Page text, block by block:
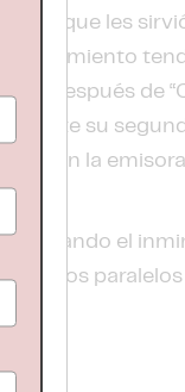
que les
lanzamiento
después de
su
en la emisora
contando el